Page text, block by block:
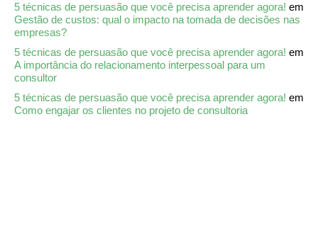
5 técnicas de persuasão que você precisa aprender agora! em
Gestão de custos: qual o impacto na tomada de decisões nas
empresas?
5 técnicas de persuasão que você precisa aprender agora! em
A importância do relacionamento interpessoal para um
consultor
5 técnicas de persuasão que você precisa aprender agora! em
Como engajar os clientes no projeto de consultoria